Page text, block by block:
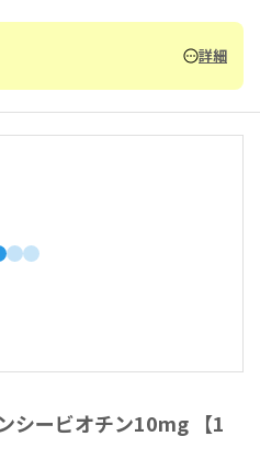
詳細
ービオチン10mg 【1